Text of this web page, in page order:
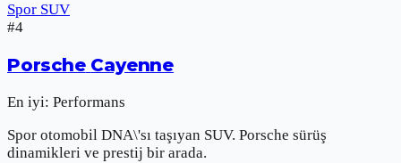
Spor SUV
#4
Porsche Cayenne
En iyi: Performans
Spor otomobil DNA\'sı taşıyan SUV. Porsche sürüş
dinamikleri ve prestij bir arada.